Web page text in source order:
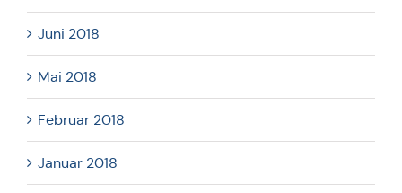
Juni 2018
Mai 2018
Februar 2018
Januar 2018